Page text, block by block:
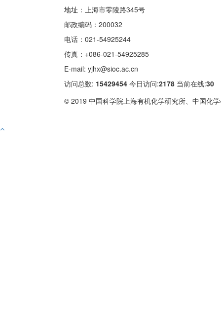
地址：上海市零陵路345号
邮政编码：200032
电话：021-54925244
传真：+086-021-54925285
E-mail: yjhx@sioc.ac.cn
访问总数: 15429454 今日访问:2178 当前在线:30
© 2019 中国科学院上海有机化学研究所、中国化